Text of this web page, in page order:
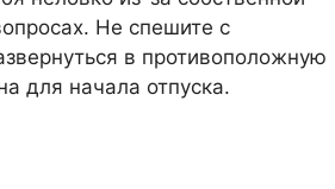
Не спешите с
в противоположную
для начала отпуска.